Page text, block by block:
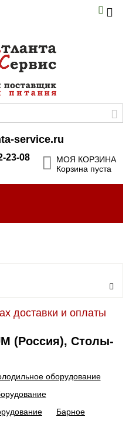
service.ru
23-08
МОЯ КОРЗИНА
Корзина пуста
доставки и оплаты
(Россия), Столы-
оборудование
Барное